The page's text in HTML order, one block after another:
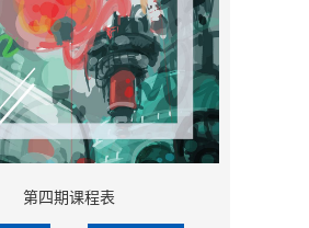
第四期课程表